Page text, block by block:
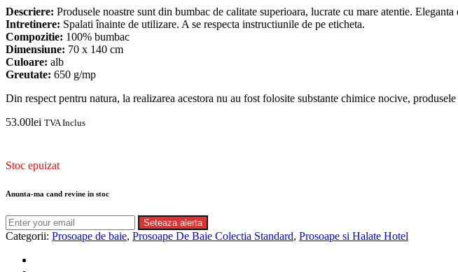
Descriere: Produsele noastre sunt din bumbac de calitate superioara, lucrate cu mare atentie.
Intretinere: Spalati înainte de utilizare. A se respecta instructiunile de pe eticheta.
Compozitie: 100% bumbac
Dimensiune: 70 x 140 cm
Culoare: alb
Greutate: 650 g/mp
Din respect pentru natura, la realizarea acestora nu au fost folosite substante chimice nocive,
53.00lei TVA Inclus
Stoc epuizat
Anunta-ma cand revine in stoc
Seteaza alerta
Categorii: Prosoape de baie, Prosoape De Baie Colectia Standard, Prosoape si Halate Hotel